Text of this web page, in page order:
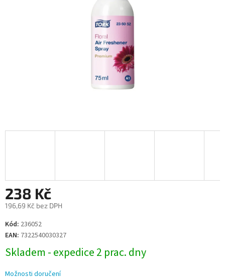
238 Kč
196,69 Kč bez DPH
Měrná
cena:
Kód: 236052
EAN: 7322540030327
Skladem - expedice 2 prac. dny
Možnosti doručení